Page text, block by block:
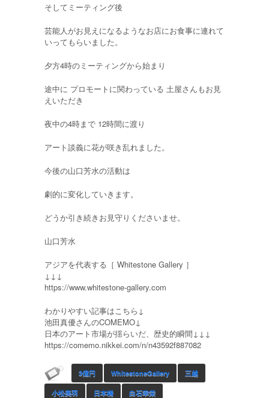
そしてミーティング後
芸能人がお見えになるようなお店にお食事に連れて
いってもらいました。
夕方4時のミーティングから始まり
途中に プロモートに関わっている 土屋さんもお見
えいただき
夜中の4時まで 12時間に渡り
アート談義に花が咲き乱れました。
今後の山口芳水の活動は
劇的に変化していきます。
どうか引き続きお見守りくださいませ。
山口芳水
アジアを代表する［ Whitestone Gallery ］
↓↓↓
https://www.whitestone-gallery.com
わかりやすい記事はこちら↓
池田真優さんのCOMEMO↓
日本のアート市場が揺らいだ、歴史的瞬間↓↓↓
https://comemo.nikkei.com/n/n43592f887082
3億円 WhitestoneGallery 三越
小松美羽 日本橋 白石幸栄